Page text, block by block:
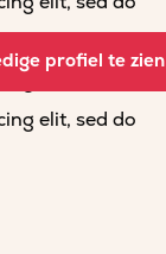
elit, sed do
elit, sed do
elit, sed do
profiel te zien